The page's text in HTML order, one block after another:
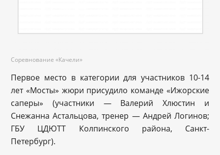
Соревнование «Качели»
Первое место в категории для участников 10-14
лет «Мосты» жюри присудило команде «Ижорские
саперы» (участники — Валерий Хлюстин и
Снежанна Астальцова, тренер — Андрей Логинов;
ГБУ ЦДЮТТ Колпинского района, Санкт-
Петербург).